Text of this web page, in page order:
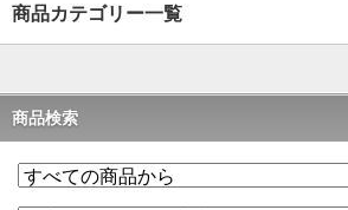
商品カテゴリー一覧
商品検索